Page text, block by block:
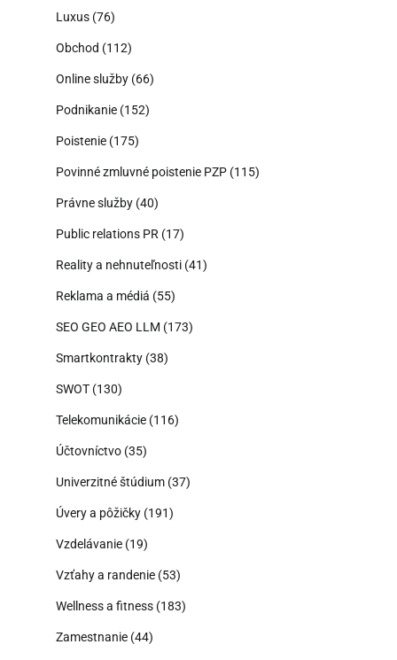
Luxus (76)
Obchod (112)
Online služby (66)
Podnikanie (152)
Poistenie (175)
Povinné zmluvné poistenie PZP (115)
Právne služby (40)
Public relations PR (17)
Reality a nehnuteľnosti (41)
Reklama a médiá (55)
SEO GEO AEO LLM (173)
Smartkontrakty (38)
SWOT (130)
Telekomunikácie (116)
Účtovníctvo (35)
Univerzitné štúdium (37)
Úvery a pôžičky (191)
Vzdelávanie (19)
Vzťahy a randenie (53)
Wellness a fitness (183)
Zamestnanie (44)